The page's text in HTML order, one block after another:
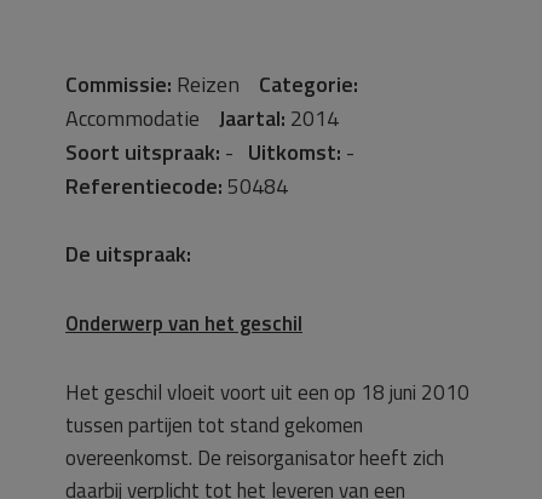
Commissie: Reizen Categorie:
Accommodatie Jaartal: 2014
Soort uitspraak: - Uitkomst: -
Referentiecode: 50484
De uitspraak:
Onderwerp van het geschil
Het geschil vloeit voort uit een op 18 juni 2010
tussen partijen tot stand gekomen
overeenkomst. De reisorganisator heeft zich
daarbij verplicht tot het leveren van een